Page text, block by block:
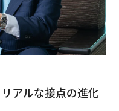
アルな接点の進化